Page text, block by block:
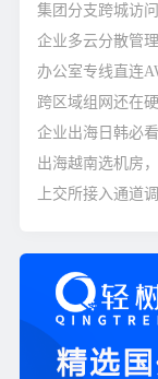
集团分支跨城访
企业多云分散管
跨区域组网还在
企业出海日韩必
出海越南选机房
上交所接入通道